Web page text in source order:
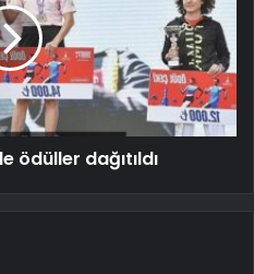
ödüller dağıtıldı